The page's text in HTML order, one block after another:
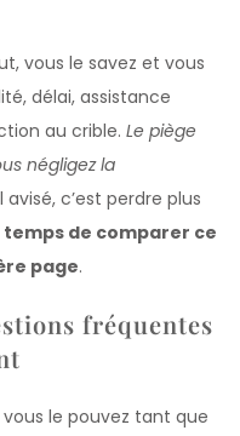
vous le savez et vous
délai, assistance
au crible. Le piège
négligez la
c’est perdre plus
temps de comparer ce
page.
fréquentes
le pouvez tant que